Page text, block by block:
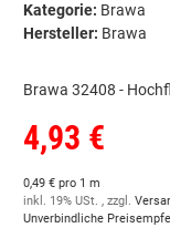
Kategorie: Brawa
Hersteller: Brawa
Brawa 32408 -
4,93 €
0,49 € pro 1 m
inkl. 19% USt. , zzgl.
Unverbindliche